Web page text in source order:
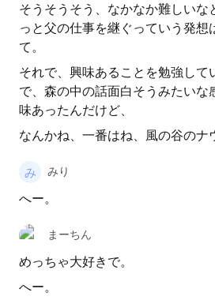
そうそうそう、なかなか難しいな
っと父の仕事を継ぐっていう発想
て。
それで、興味あることを勉強して
で、森の中の話面白そうみたいな
味あったんだけど、
なんかね、一番はね、風の谷のナ
みり
へー。
まーちん
めっちゃ大好きで。
へー。